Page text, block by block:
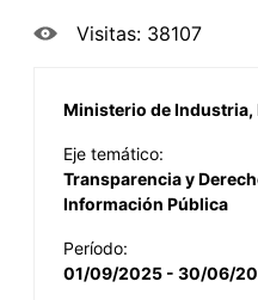
Visitas: 38107
Ministerio de Industria,
Eje temático:
Transparencia y
Información Pública
Período:
01/09/2025 - 30/06/